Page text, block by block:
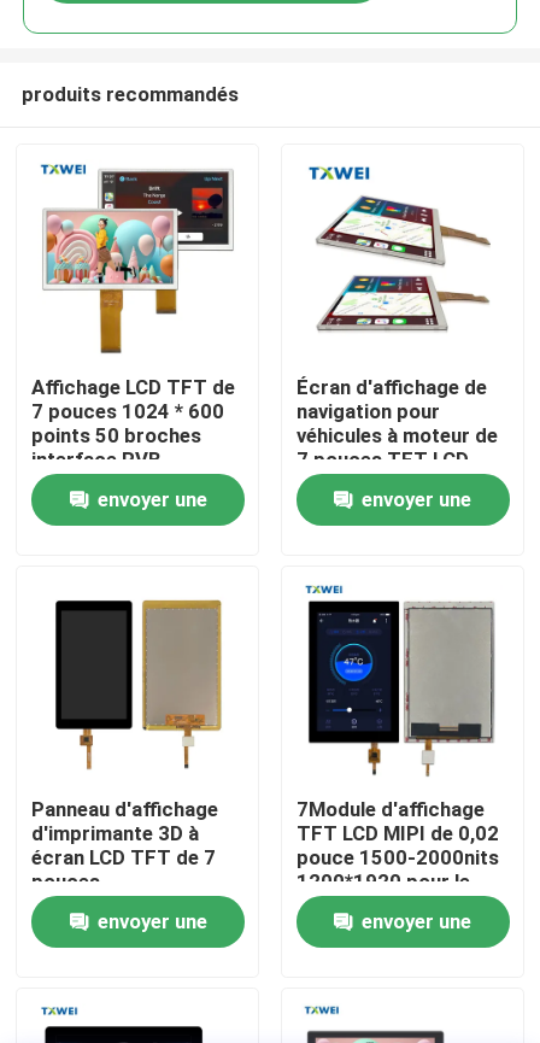
À la maison
Produits
À propos de nous
Contrôle de la qualité
Nouvelles
Demandez un devis
Affichage LCD TFT
Module de TFT LCD
Écran LCD TFT
produits recommandés
Affichage LCD TFT de
7 pouces 1024 * 600
points 50 broches
interface RVB
HX8282A11 écran
tactile personnalisé
envoyer une
Écran d'affichage de
navigation pour
véhicules à moteur de
7 pouces TFT LCD
envoyer une
Panneau d'affichage
d'imprimante 3D à
écran LCD TFT de 7
pouces
envoyer une
7Module d'affichage
TFT LCD MIPI de 0,02
pouce 1500-2000nits
1200*1920 pour le
télécommande de
drone envoyer une